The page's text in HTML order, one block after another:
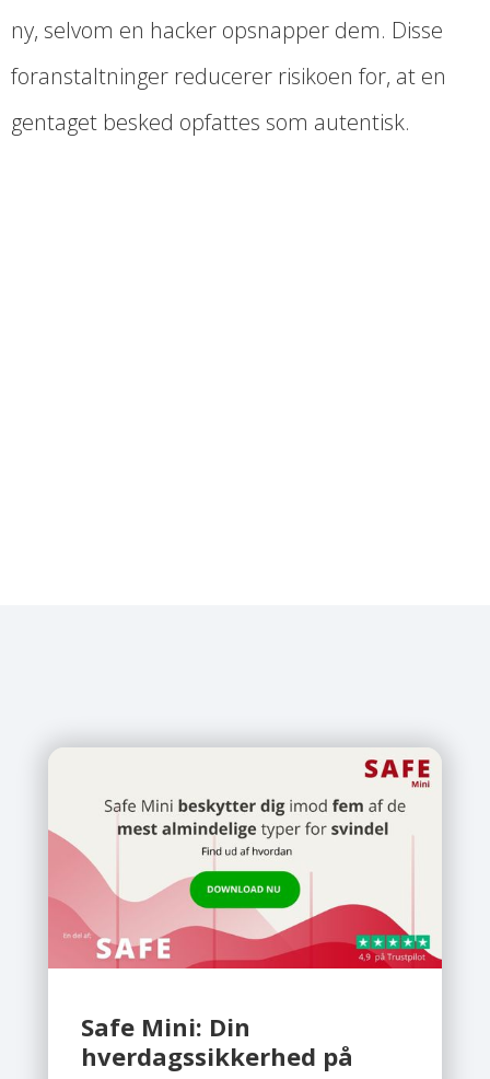
ny, selvom en hacker opsnapper dem. Disse
foranstaltninger reducerer risikoen for, at en
gentaget besked opfattes som autentisk.
Safe Mini: Din
hverdagssikkerhed på